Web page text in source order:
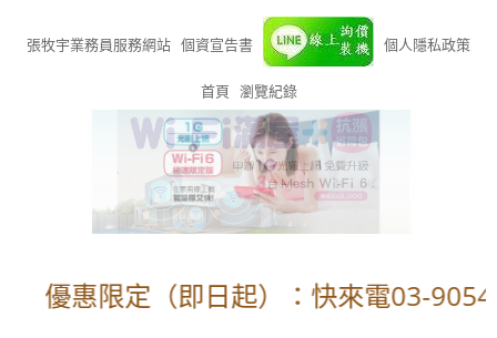
張牧宇業務員服務網站 個資宣告書 個人隱私政策
首頁 瀏覽紀錄
優惠限定（即日起）：快來電03-